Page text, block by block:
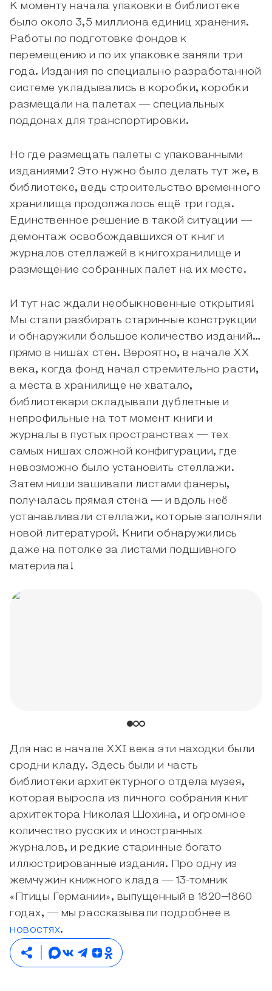
К моменту начала упаковки в библиотеке
было около 3,5 миллиона единиц хранения.
Работы по подготовке фондов к
перемещению и по их упаковке заняли три
года. Издания по специально разработанной
системе укладывались в коробки, коробки
размещали на палетах — специальных
поддонах для транспортировки.
Но где размещать палеты с упакованными
изданиями? Это нужно было делать тут же, в
библиотеке, ведь строительство временного
хранилища продолжалось ещё три года.
Единственное решение в такой ситуации —
демонтаж освобождавшихся от книг и
журналов стеллажей в книгохранилище и
размещение собранных палет на их месте.
И тут нас ждали необыкновенные открытия!
Мы стали разбирать старинные конструкции
и обнаружили большое количество изданий…
прямо в нишах стен. Вероятно, в начале XX
века, когда фонд начал стремительно расти,
а места в хранилище не хватало,
библиотекари складывали дублетные и
непрофильные на тот момент книги и
журналы в пустых пространствах — тех
самых нишах сложной конфигурации, где
невозможно было установить стеллажи.
Затем ниши зашивали листами фанеры,
получалась прямая стена — и вдоль неё
устанавливали стеллажи, которые заполняли
новой литературой. Книги обнаружились
даже на потолке за листами подшивного
материала!
Для нас в начале XXI века эти находки были
сродни кладу. Здесь были и часть
библиотеки архитектурного отдела музея,
которая выросла из личного собрания книг
архитектора Николая Шохина, и огромное
количество русских и иностранных
журналов, и редкие старинные богато
иллюстрированные издания. Про одну из
жемчужин книжного клада — 13-томник
«Птицы Германии», выпущенный в 1820–1860
годах, — мы рассказывали подробнее в
новостях.